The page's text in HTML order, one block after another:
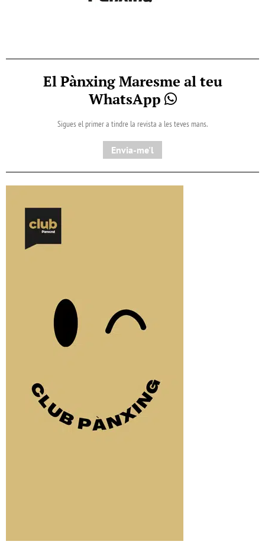
El Pànxing Maresme al teu
WhatsApp
Sigues el primer a tindre la revista a les teves mans.
Envia-me'l